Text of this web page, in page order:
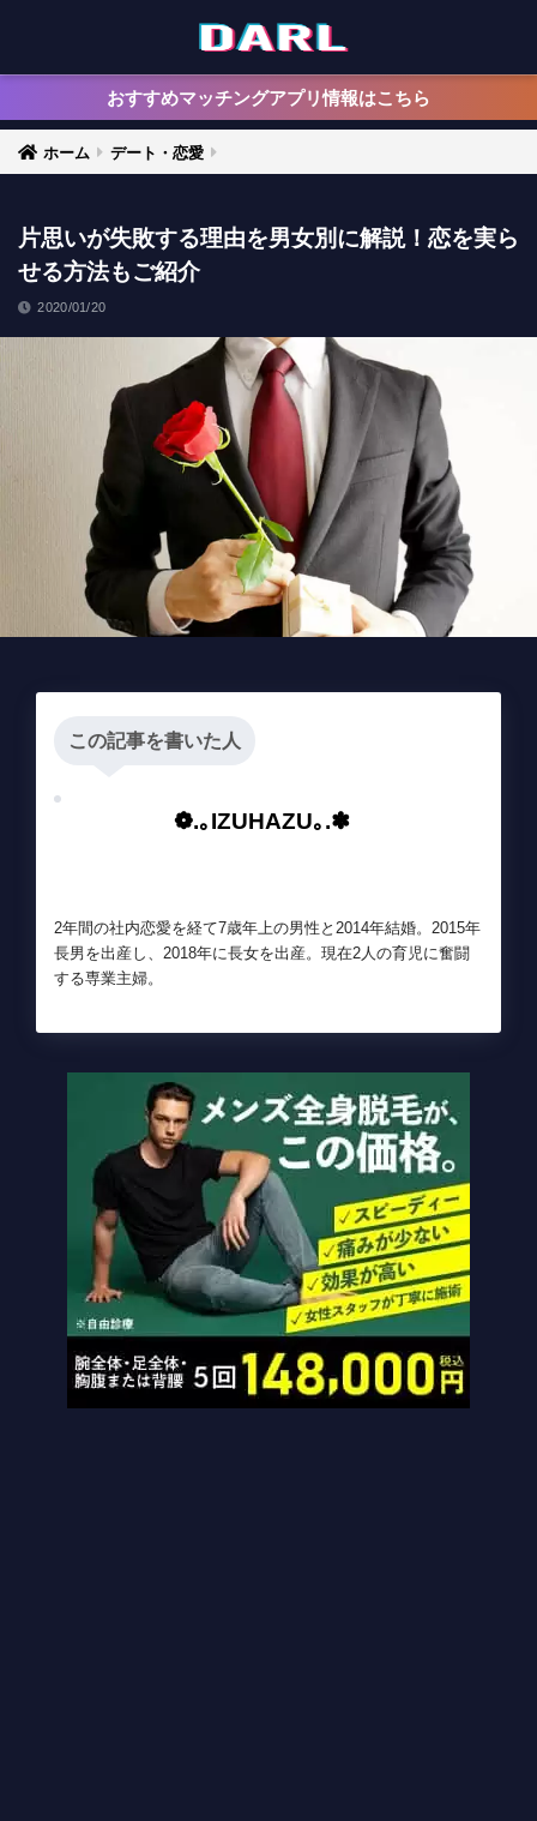
おすすめマッチングアプリ情報はこちら
ホーム デート・恋愛
片思いが失敗する理由を男女別に解説！恋を実ら
せる方法もご紹介
2020/01/20
この記事を書いた人
❁.｡IZUHAZU｡.✽
2年間の社内恋愛を経て7歳年上の男性と2014年結婚。2015年
長男を出産し、2018年に長女を出産。現在2人の育児に奮闘
する専業主婦。